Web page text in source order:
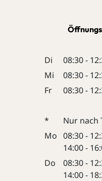
Di
08:30 -
Mi
08:30 -
Fr
08:30 -
*
Nur nach
Mo 08:30 -
14:00 -
Do
08:30 -
14:00 -